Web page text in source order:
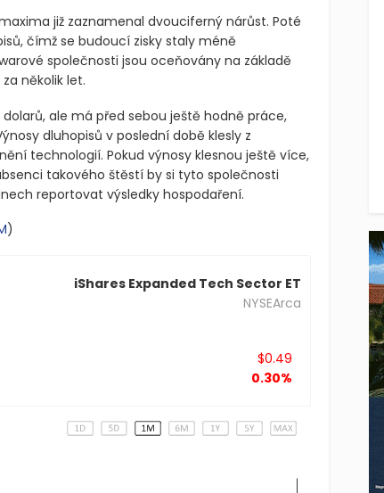
již zaznamenal dvouciferný nárůst. Poté
čímž se budoucí zisky staly méně
společnosti jsou oceňovány na základě
několik let.
dolarů, ale má před sebou ještě hodně práce,
dluhopisů v poslední době klesly z
technologií. Pokud výnosy klesnou ještě více,
takového štěstí by si tyto společnosti
reportovat výsledky hospodaření.
)
iShares Expanded Tech Sector ET
NYSEArca
$0.49
0.30%